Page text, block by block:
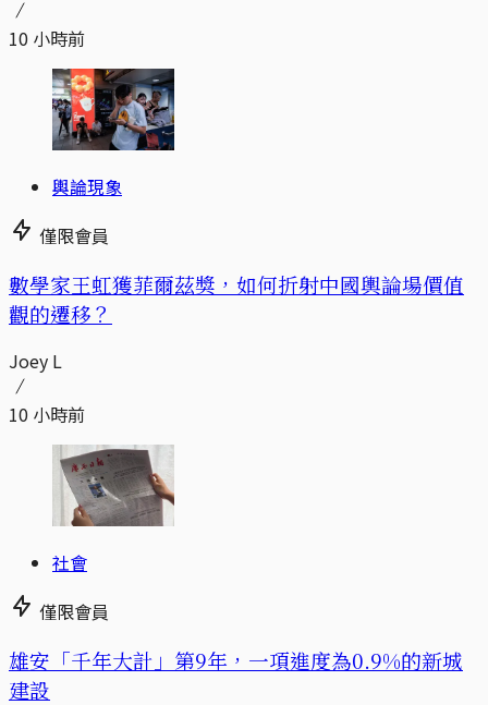
10 小時前
輿論現象
僅限會員
數學家王虹獲菲爾茲獎，如何折射中國輿論場價值
觀的遷移？
Joey L
10 小時前
社會
僅限會員
​​雄安「千年大計」第9年，一項進度為0.9%的新城
建設